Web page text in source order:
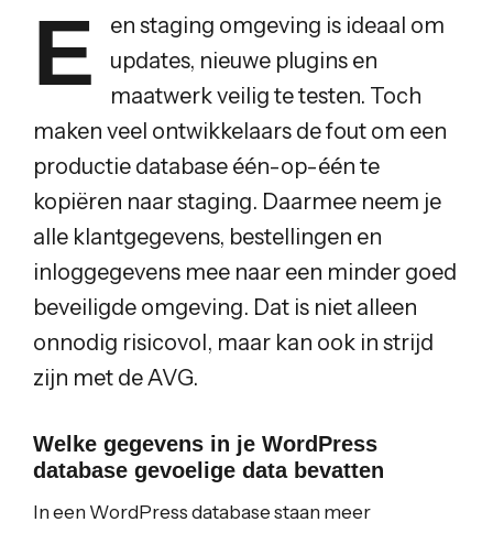
E
en staging omgeving is ideaal om
updates, nieuwe plugins en
maatwerk veilig te testen. Toch
maken veel ontwikkelaars de fout om een
productie database één-op-één te
kopiëren naar staging. Daarmee neem je
alle klantgegevens, bestellingen en
inloggegevens mee naar een minder goed
beveiligde omgeving. Dat is niet alleen
onnodig risicovol, maar kan ook in strijd
zijn met de AVG.
Welke gegevens in je WordPress
database gevoelige data bevatten
In een WordPress database staan meer